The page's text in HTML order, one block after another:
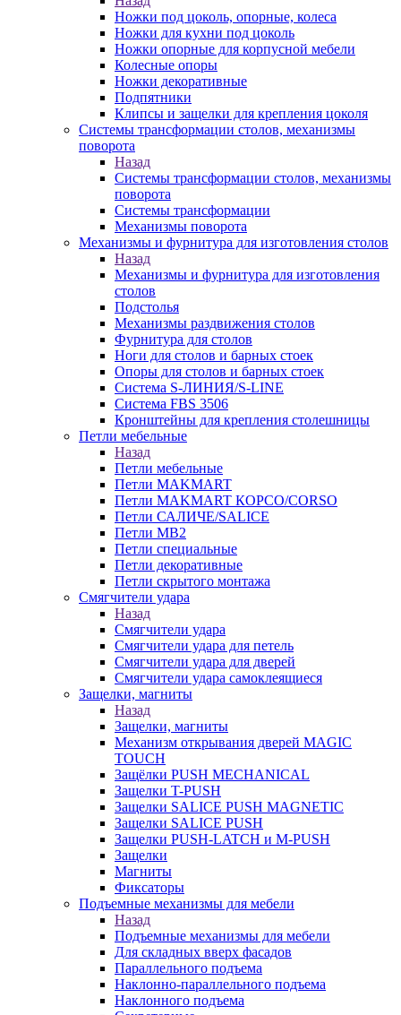
Ножки под цоколь, опорные, колеса
Ножки для кухни под цоколь
Ножки опорные для корпусной мебели
Колесные опоры
Ножки декоративные
Подпятники
Клипсы и защелки для крепления цоколя
Системы трансформации столов, механизмы
поворота
Назад
Системы трансформации столов, механизмы
поворота
Системы трансформации
Механизмы поворота
Механизмы и фурнитура для изготовления столов
Назад
Механизмы и фурнитура для изготовления
столов
Подстолья
Механизмы раздвижения столов
Фурнитура для столов
Ноги для столов и барных стоек
Опоры для столов и барных стоек
Система S-ЛИНИЯ/S-LINE
Система FBS 3506
Кронштейны для крепления столешницы
Петли мебельные
Назад
Петли мебельные
Петли MAKMART
Петли MAKMART КОРСО/CORSO
Петли САЛИЧЕ/SALICE
Петли MB2
Петли специальные
Петли декоративные
Петли скрытого монтажа
Смягчители удара
Назад
Смягчители удара
Смягчители удара для петель
Смягчители удара для дверей
Cмягчители удара самоклеящиеся
Защелки, магниты
Назад
Защелки, магниты
Механизм открывания дверей MAGIC
TOUCH
Защёлки PUSH MECHANICAL
Защелки T-PUSH
Защелки SALICE PUSH MAGNETIC
Защелки SALICE PUSH
Защелки PUSH-LATCH и M-PUSH
Защелки
Магниты
Фиксаторы
Подъемные механизмы для мебели
Назад
Подъемные механизмы для мебели
Для складных вверх фасадов
Параллельного подъема
Наклонно-параллельного подъема
Наклонного подъема